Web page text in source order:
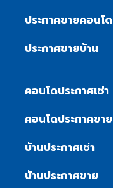
ประกาศขายคอนโด
ประกาศขายบ้าน
คอนโดประกาศเช่า
คอนโดประกาศขาย
บ้านประกาศเช่า
บ้านประกาศขาย